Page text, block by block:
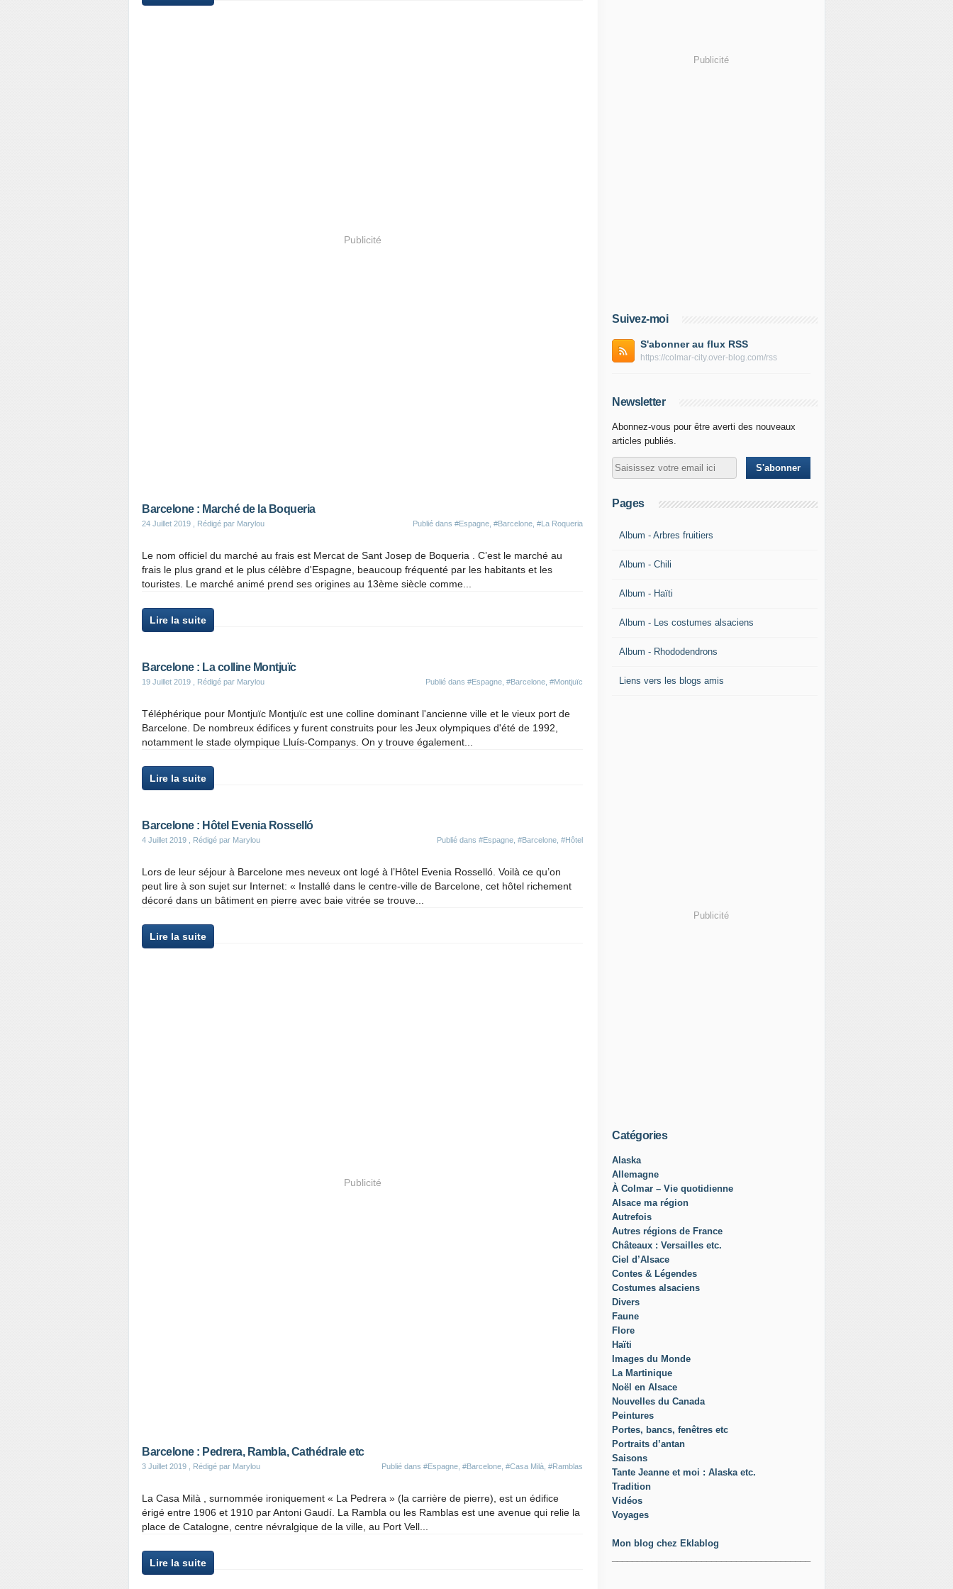
Publicité
Barcelone : Marché de la Boqueria
24 Juillet 2019 , Rédigé par Marylou Publié dans #Espagne #Barcelone #La Roqueria
Le nom officiel du marché au frais est Mercat de Sant Josep de Boqueria . C’est le marché au
frais le plus grand et le plus célèbre d'Espagne, beaucoup fréquenté par les habitants et les
touristes. Le marché animé prend ses origines au 13ème siècle comme...
Lire la suite
Barcelone : La colline Montjuïc
19 Juillet 2019 , Rédigé par Marylou Publié dans #Espagne #Barcelone #Montjuïc
Téléphérique pour Montjuïc Montjuïc est une colline dominant l'ancienne ville et le vieux port de
Barcelone. De nombreux édifices y furent construits pour les Jeux olympiques d'été de 1992,
notamment le stade olympique Lluís-Companys. On y trouve également...
Lire la suite
Barcelone : Hôtel Evenia Rosselló
4 Juillet 2019 , Rédigé par Marylou Publié dans #Espagne #Barcelone #Hôtel
Lors de leur séjour à Barcelone mes neveux ont logé à l’Hôtel Evenia Rosselló. Voilà ce qu’on
peut lire à son sujet sur Internet: « Installé dans le centre-ville de Barcelone, cet hôtel richement
décoré dans un bâtiment en pierre avec baie vitrée se trouve...
Lire la suite
Publicité
Barcelone : Pedrera, Rambla, Cathédrale etc
3 Juillet 2019 , Rédigé par Marylou Publié dans #Espagne #Barcelone #Casa Milà #Ramblas
La Casa Milà , surnommée ironiquement « La Pedrera » (la carrière de pierre), est un édifice
érigé entre 1906 et 1910 par Antoni Gaudí. La Rambla ou les Ramblas est une avenue qui relie la
place de Catalogne, centre névralgique de la ville, au Port Vell...
Lire la suite
Publicité
Suivez-moi
S'abonner au flux RSS
https://colmar-city.over-blog.com/rss
Newsletter
Abonnez-vous pour être averti des nouveaux
articles publiés.
Pages
Album - Arbres fruitiers
Album - Chili
Album - Haïti
Album - Les costumes alsaciens
Album - Rhododendrons
Liens vers les blogs amis
Publicité
Catégories
Alaska
Allemagne
À Colmar – Vie quotidienne
Alsace ma région
Autrefois
Autres régions de France
Châteaux : Versailles etc.
Ciel d’Alsace
Contes & Légendes
Costumes alsaciens
Divers
Faune
Flore
Haïti
Images du Monde
La Martinique
Noël en Alsace
Nouvelles du Canada
Peintures
Portes, bancs, fenêtres etc
Portraits d’antan
Saisons
Tante Jeanne et moi : Alaska etc.
Tradition
Vidéos
Voyages
Mon blog chez Eklablog